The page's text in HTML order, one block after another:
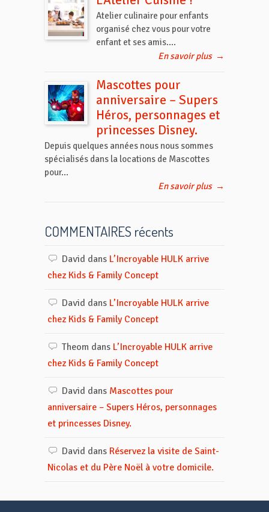
Atelier culinaire pour enfants
organisé chez vous pour votre
enfant et ses amis....
En savoir plus →
Mascottes pour
anniversaire – Supers
Héros, personnages et
princesses Disney.
Depuis quelques années nous nous sommes
spécialisés dans la locations de Mascottes
pour...
En savoir plus →
COMMENTAIRES récents
David dans L’Incroyable HULK arrive
chez Kids & Family Concept
David dans L’Incroyable HULK arrive
chez Kids & Family Concept
Theom dans L’Incroyable HULK arrive
chez Kids & Family Concept
David dans Mascottes pour
anniversaire – Supers Héros, personnages
et princesses Disney.
David dans Réservez la visite de Saint-
Nicolas et du Père Noël à votre domicile.